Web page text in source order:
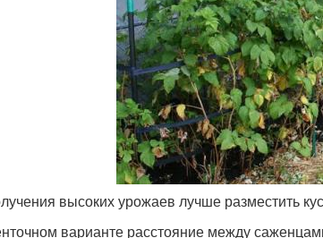
высоких урожаев лучше разместить
варианте расстояние между